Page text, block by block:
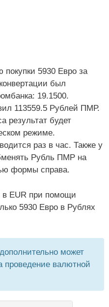
5930 Евро за
был
19.1500.
113559.5 Рублей ПМР.
результат будет
режиме.
раз в час. Также у
Рубль ПМР на
формы справа.
в EUR при помощи
5930 Евро в Рублях
может
проведение валютной